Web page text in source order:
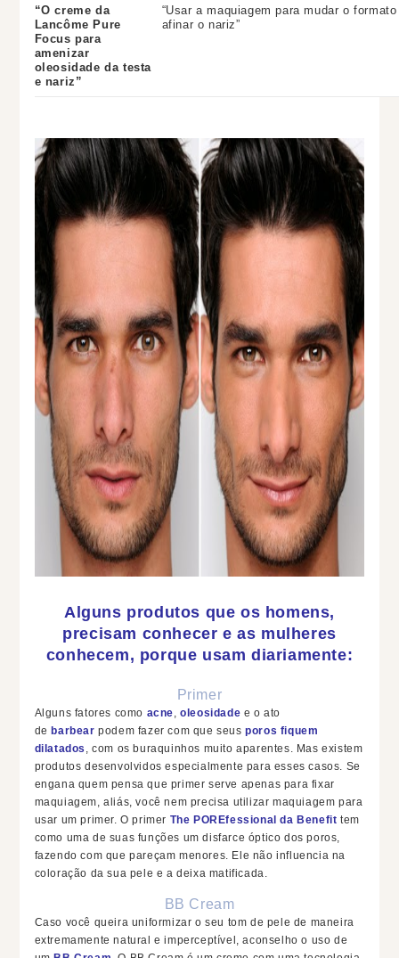
“O creme da
Lancôme Pure
Focus para
amenizar
oleosidade da testa
e nariz”
“Usar a maquiagem para mudar o
afinar o nariz”
Alguns produtos que os homens,
precisam conhecer e as mulheres
conhecem, porque usam diariamente:
Primer
Alguns fatores como acne ,oleosidade e o ato
debarbear podem fazer com que seusporos fiquem
dilatados
, com os buraquinhos muito aparentes. Mas existem
produtos desenvolvidos especialmente para esses casos. Se
engana quem pensa que primer serve apenas para fixar
maquiagem, aliás, você nem precisa utilizar maquiagem para
usar um primer. O primer The POREfessional da Benefit tem
como uma de suas funções um disfarce óptico dos poros,
fazendo com que pareçam menores. Ele não influencia na
coloração da sua pele e a deixa matificada.
BB Cream
Caso você queira uniformizar o seu tom de pele de maneira
extremamente natural e imperceptível, aconselho o uso de